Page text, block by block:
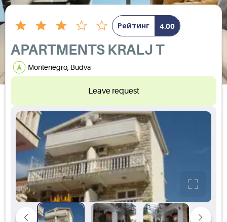
Рейтинг 4.00
APARTMENTS KRALJ T
Montenegro, Budva
Leave request